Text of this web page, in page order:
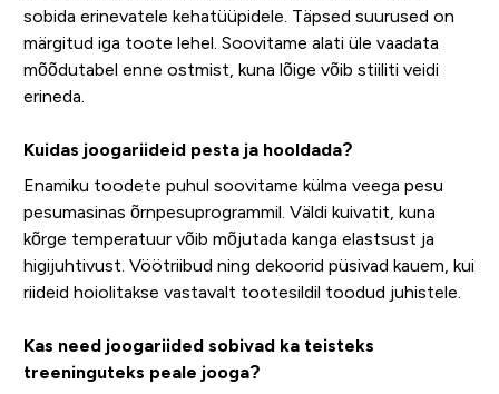
sobida erinevatele kehatüüpidele. Täpsed suurused on
märgitud iga toote lehel. Soovitame alati üle vaadata
mõõdutabel enne ostmist, kuna lõige võib stiiliti veidi
erineda.
Kuidas joogariideid pesta ja hooldada?
Enamiku toodete puhul soovitame külma veega pesu
pesumasinas õrnpesuprogrammil. Väldi kuivatit, kuna
kõrge temperatuur võib mõjutada kanga elastsust ja
higijuhtivust. Vöötriibud ning dekoorid püsivad kauem, kui
riideid hoiolitakse vastavalt tootesildil toodud juhistele.
Kas need joogariided sobivad ka teisteks
treeninguteks peale jooga?